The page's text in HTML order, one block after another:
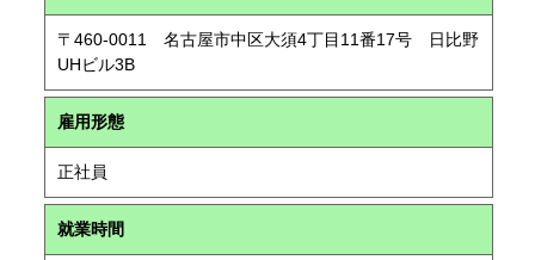
〒460-0011 名古屋市中区大須4丁目11番17号 日比野
UHビル3B
雇用形態
正社員
就業時間